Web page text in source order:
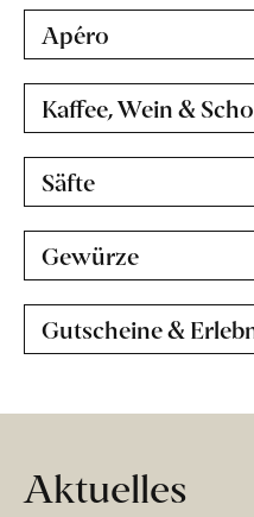
Apéro
Kaffee, Wein &
Säfte
Gewürze
Gutscheine &
Aktuelles